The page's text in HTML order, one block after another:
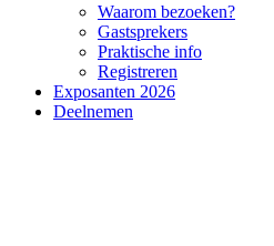
Waarom bezoeken?
Gastsprekers
Praktische info
Registreren
Exposanten 2026
Deelnemen